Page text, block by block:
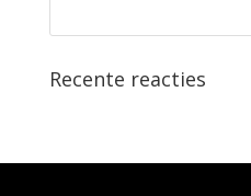
Recente reacties